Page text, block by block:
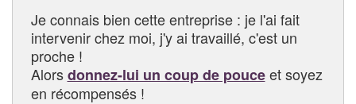
Je connais bien cette entreprise : je l'ai fait
intervenir chez moi, j'y ai travaillé, c'est un
proche !
Alorsdonnez-lui un coup de pouceet soyez
en récompensés !